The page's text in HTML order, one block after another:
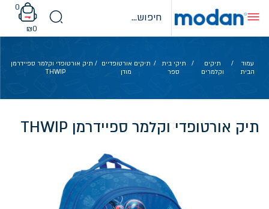
content
0
₪0
עמוד
הבית
/
תיקים
וקלמרים
/
תיקי בית
ספר
/ תיקים אורטופדיים
מודן
/ תיק אורטופדי וקלמר ספיידרמן
THWIP
תיק אורטופדי וקלמר ספיידרמן THWIP